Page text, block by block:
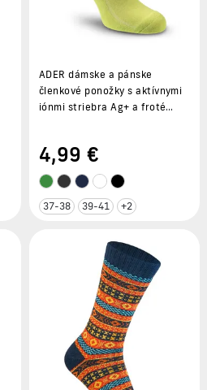
ADER dámske a pánske
členkové ponožky s aktívnymi
iónmi striebra Ag+ a froté
4,99 €
37-38 39-41 +2